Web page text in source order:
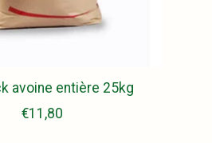
avoine entière 25kg
€11,80